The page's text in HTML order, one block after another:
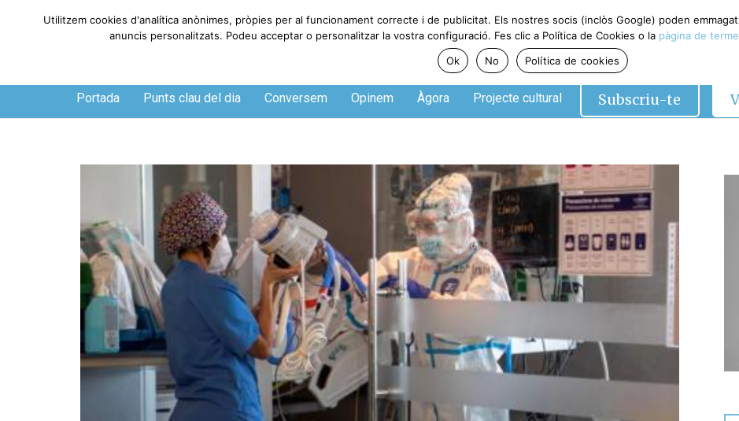
Dissabte, 8 de agosto de 2026
Portada Punts clau del dia Conversem Opinem Àgora Projecte cultural Subscriu-te
Utilitzem cookies d'analítica anònimes, pròpies per al funcionament correcte i de publicitat. Els nostres socis (inclòs Google) poden
anuncis personalitzats. Podeu acceptar o personalitzar la vostra configuració. Fes clic a Política de Cookies o lapàgina de
Ok
No Política de cookies